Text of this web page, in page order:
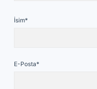
İsim*
E-Posta*